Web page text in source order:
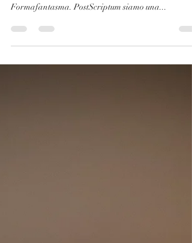
Parlo io che sono il più grande della collezione che
Cassina ha creato con Ginori 1735 firmata da